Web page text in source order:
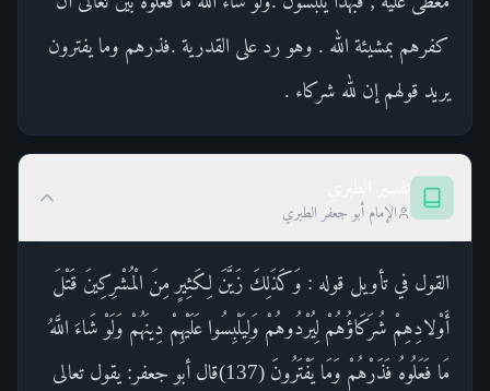
كفرهم بمشيئة الله . وهو رد على القدرية .فذرهم وما يفترون
يريد قولهم إن لله شركاء .
الإمام أبو جعفر الطبري
القول في تأويل قوله : وَكَذَلِكَ زَيَّنَ لِكَثِيرٍ مِنَ الْمُشْرِكِينَ قَتْلَ
أَوْلادِهِمْ شُرَكَاؤُهُمْ لِيُرْدُوهُمْ وَلِيَلْبِسُوا عَلَيْهِمْ دِينَهُمْ وَلَوْ شَاءَ اللَّهُ
مَا فَعَلُوهُ فَذَرْهُمْ وَمَا يَفْتَرُونَ (137)قال أبو جعفر: يقول تعالى